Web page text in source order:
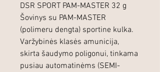
DSR SPORT PAM-MASTER 32 g
Šovinys su PAM-MASTER
(polimeru dengta) sportine kulka.
Varžybinės klasės amunicija,
skirta šaudymo poligonui, tinkama
pusiau automatinėms (SEMI-